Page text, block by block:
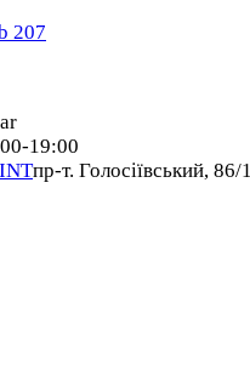
207
19:00
пр-т. Голосіївський, 86/1